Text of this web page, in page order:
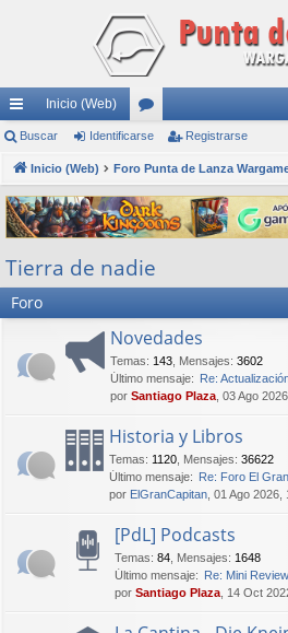
nl
ac
es
rá
pi
do
Inicio (Web)
or
os
Buscar Identificarse Registrarse
Inicio (Web) Foro Punta de Lanza
Tierra de nadie
Foro
Novedades
Temas: 143 Mensajes: 3602
Último mensaje: Re:
por Santiago Plaza , 03 Ago
Historia y Libros
Temas: 1120 Mensajes: 36622
Último mensaje: Re: Foro El
por ElGranCapitan , 01 Ago 2026,
[PdL] Podcasts
Temas: 84 Mensajes: 1648
Último mensaje: Re: Mini
por Santiago Plaza , 14 Oct